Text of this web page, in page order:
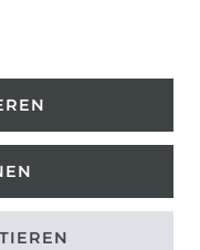
vorbehalten.